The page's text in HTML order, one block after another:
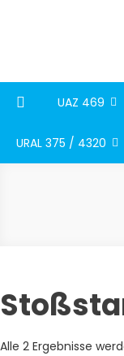
UAZ 469
URAL 375 / 4320
Alle 2 Ergebnisse